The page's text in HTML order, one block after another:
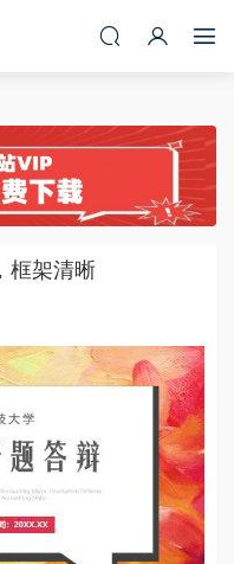
框架清晰